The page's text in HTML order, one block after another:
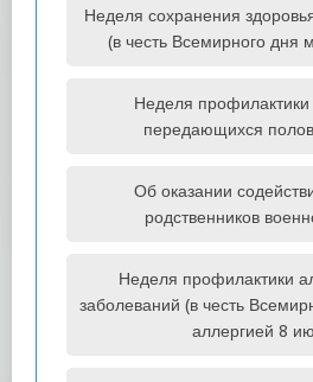
Неделя сохранения
(в честь Всемирного дня
Неделя
передающихся
Об оказании
родственников
Неделя профилактики
заболеваний (в честь
аллергией 8